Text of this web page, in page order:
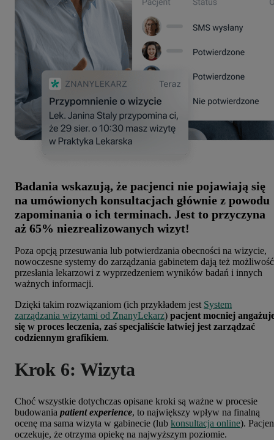
Badania wskazują, że pacjenci nie pojawiają się
na umówionych konsultacjach głównie z powodu
zapominania o ich terminach. Jest to przyczyna
aż 65% niezrealizowanych wizyt!
Poza opcją przesuwania lub potwierdzania obecności na wizycie,
nowoczesne systemy do zarządzania gabinetem dają też możliwość
przesłania lekarzowi z wyprzedzeniem wyników badań i innych
ważnych informacji.
Dzięki takim rozwiązaniom (ich przykładem jest System
zarządzania wizytami od ZnanyLekarz) pacjent mocniej
się w proces leczenia, zaś specjaliście łatwiej jest zarządzać
codziennym grafikiem.
Krok 6: Wizyta
Choć wszystkie dotychczas opisane kroki są ważne w procesie
budowania patient experience, to największy wpływ na finalną
ocenę ma sama wizyta w gabinecie (lub konsultacja online).
oczekuje, że otrzyma opiekę na najwyższym poziomie.